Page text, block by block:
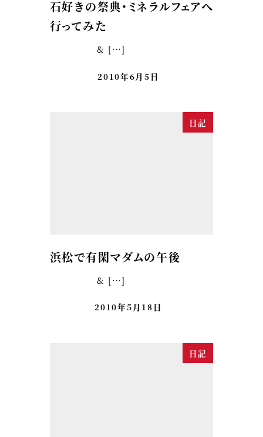
石好きの祭典・ミネラルフェアへ
行ってみた
& […]
2010年6月5日
日記
浜松で有閑マダムの午後
& […]
2010年5月18日
日記